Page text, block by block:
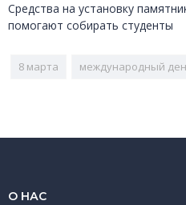
Средства на установку
помогают собирать студенты
8 марта международный
О НАС